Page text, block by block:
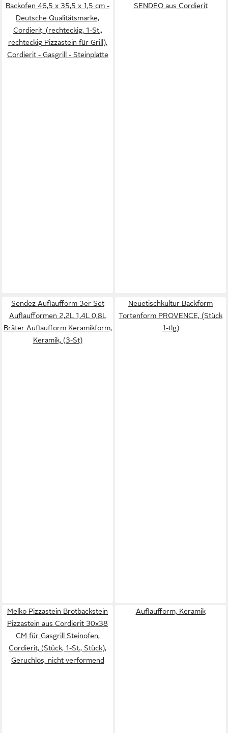
Backofen 46,5 x 35,5 x 1,5 cm -
Deutsche Qualitätsmarke,
Cordierit, (rechteckig, 1-St.,
rechteckig Pizzastein für Grill),
Cordierit - Gasgrill - Steinplatte
SENDEO aus Cordierit
Sendez Auflaufform 3er Set
Auflaufformen 2,2L 1,4L 0,8L
Bräter Auflaufform Keramikform,
Keramik, (3-St)
Neuetischkultur Backform
Tortenform PROVENCE, (Stück
1-tlg)
Melko Pizzastein Brotbackstein
Pizzastein aus Cordierit 30x38
CM für Gasgrill Steinofen,
Cordierit, (Stück, 1-St., Stück),
Geruchlos, nicht verformend
Auflaufform, Keramik